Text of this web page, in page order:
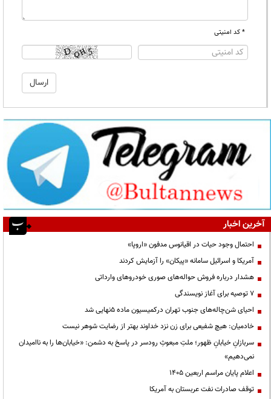
* کد امنیتی
آخرین اخبار
احتمال وجود حیات در اقیانوس مدفون «اروپا»
آمریکا و اسرائیل سامانه «پیکان» را آزمایش کردند
هشدار درباره فروش حواله‌های صوری خودروهای وارداتی
۷ توصیه برای آغاز نویسندگی
احیای شن‌چاله‌های جنوب تهران درکمیسیون ماده ۵نهایی شد
خادمیان: هیچ شفیعی برای زن نزد خداوند بهتر از رضایت شوهر نیست
سربازانِ خیابانِ ظهور؛ ملتِ مبعوثِ رودسر در پاسخ به دشمن: «خیابان‌ها را به ناامیدان
نمی‌دهیم»
اعلام پایان مراسم اربعین ۱۴۰۵
توقف صادرات نفت عربستان به آمریکا